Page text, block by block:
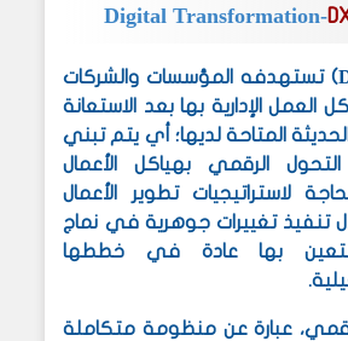
Digital Transformation-
) تستهدفه المؤسسات والشركات
العمل الإدارية بها بعد الاستعانة
المتاحة لديها؛ أي يتم تبني
الرقمي بهياكل الأعمال
لاستراتيجيات تطوير الأعمال
تنفيذ تغييرات جوهرية في نماج
بها عادة في خططها
عبارة عن منظومة متكاملة